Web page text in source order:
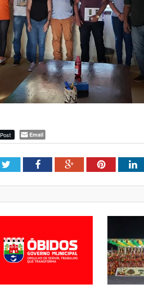
Post Email
TwitterFacebookGoogle+Pinterest